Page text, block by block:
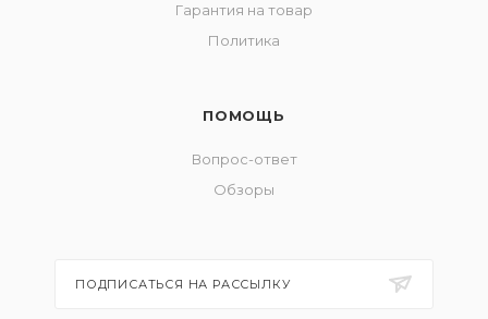
Гарантия на товар
Политика
ПОМОЩЬ
Вопрос-ответ
Обзоры
ПОДПИСАТЬСЯ НА РАССЫЛКУ